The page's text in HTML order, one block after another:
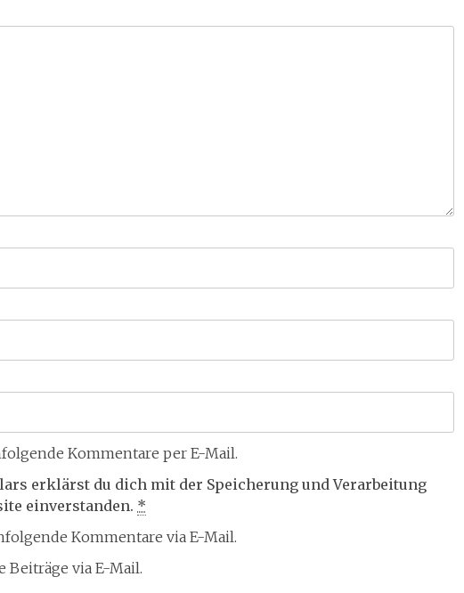
Kommentare per E-Mail.
erklärst du dich mit der Speicherung und Verarbeitung
einverstanden. *
Kommentare via E-Mail.
via E-Mail.